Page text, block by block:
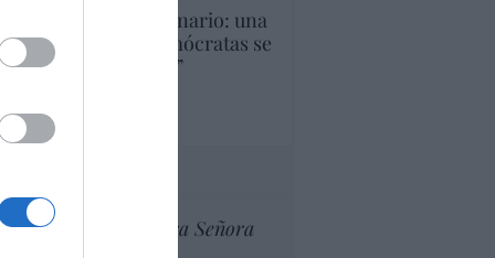
Inquietante escenario: una
parte de los demócratas se
como “socialista”
anteriores
Ceuta celebra Nuestra Señora